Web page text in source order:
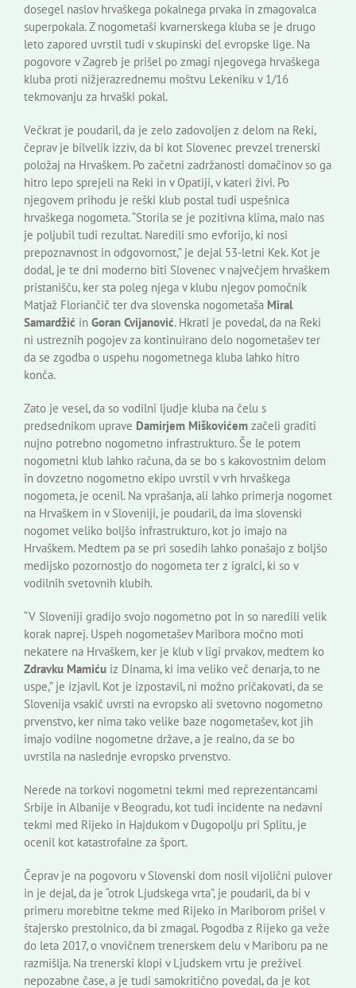
dosegel naslov hrvaškega pokalnega prvaka in zmagovalca
superpokala. Z nogometaši kvarnerskega kluba se je drugo
leto zapored uvrstil tudi v skupinski del evropske lige. Na
pogovore v Zagreb je prišel po zmagi njegovega hrvaškega
kluba proti nižjerazrednemu moštvu Lekeniku v 1/16
tekmovanju za hrvaški pokal.
Večkrat je poudaril, da je zelo zadovoljen z delom na Reki,
čeprav je bilvelik izziv, da bi kot Slovenec prevzel trenerski
položaj na Hrvaškem. Po začetni zadržanosti domačinov so ga
hitro lepo sprejeli na Reki in v Opatiji, v kateri živi. Po
njegovem prihodu je reški klub postal tudi uspešnica
hrvaškega nogometa. “Storila se je pozitivna klima, malo nas
je poljubil tudi rezultat. Naredili smo evforijo, ki nosi
prepoznavnost in odgovornost,” je dejal 53-letni Kek. Kot je
dodal, je te dni moderno biti Slovenec v največjem hrvaškem
pristanišču, ker sta poleg njega v klubu njegov pomočnik
Matjaž Floriančič ter dva slovenska nogometaša Miral
Samardžić in Goran Cvijanović. Hkrati je povedal, da na Reki
ni ustreznih pogojev za kontinuirano delo nogometašev ter
da se zgodba o uspehu nogometnega kluba lahko hitro
konča.
Zato je vesel, da so vodilni ljudje kluba na čelu s
predsednikom uprave Damirjem Miškovićem začeli graditi
nujno potrebno nogometno infrastrukturo. Še le potem
nogometni klub lahko računa, da se bo s kakovostnim delom
in dovzetno nogometno ekipo uvrstil v vrh hrvaškega
nogometa, je ocenil. Na vprašanja, ali lahko primerja nogomet
na Hrvaškem in v Sloveniji, je poudaril, da ima slovenski
nogomet veliko boljšo infrastrukturo, kot jo imajo na
Hrvaškem. Medtem pa se pri sosedih lahko ponašajo z boljšo
medijsko pozornostjo do nogometa ter z igralci, ki so v
vodilnih svetovnih klubih.
“V Sloveniji gradijo svojo nogometno pot in so naredili velik
korak naprej. Uspeh nogometašev Maribora močno moti
nekatere na Hrvaškem, ker je klub v ligi prvakov, medtem ko
Zdravku Mamiću iz Dinama, ki ima veliko več denarja, to ne
uspe,” je izjavil. Kot je izpostavil, ni možno pričakovati, da se
Slovenija vsakič uvrsti na evropsko ali svetovno nogometno
prvenstvo, ker nima tako velike baze nogometašev, kot jih
imajo vodilne nogometne države, a je realno, da se bo
uvrstila na naslednje evropsko prvenstvo.
Nerede na torkovi nogometni tekmi med reprezentancami
Srbije in Albanije v Beogradu, kot tudi incidente na nedavni
tekmi med Rijeko in Hajdukom v Dugopolju pri Splitu, je
ocenil kot katastrofalne za šport.
Čeprav je na pogovoru v Slovenski dom nosil vijolični pulover
in je dejal, da je “otrok Ljudskega vrta”, je poudaril, da bi v
primeru morebitne tekme med Rijeko in Mariborom prišel v
štajersko prestolnico, da bi zmagal. Pogodba z Rijeko ga veže
do leta 2017, o vnovičnem trenerskem delu v Mariboru pa ne
razmišlja. Na trenerski klopi v Ljudskem vrtu je preživel
nepozabne čase, a je tudi samokritično povedal, da je kot